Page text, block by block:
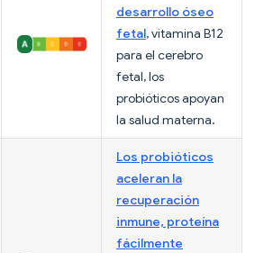
desarrollo óseo
fetal, vitamina B12
para el cerebro
fetal, los
probióticos apoyan
la salud materna.
Los probióticos
aceleran la
recuperación
inmune, proteína
fácilmente